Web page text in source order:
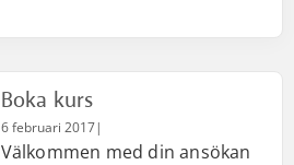
Boka kurs
6 februari 2017|
Välkommen med din ansökan